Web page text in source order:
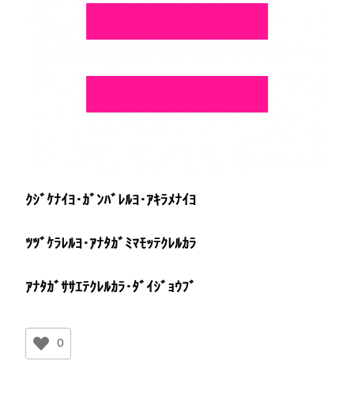
ｸｼﾞｹﾅｲﾖ･ｶﾞﾝﾊﾞﾚﾙﾖ･ｱｷﾗﾒﾅｲﾖ
ﾂﾂﾞｹﾗﾚﾙﾖ･ｱﾅﾀｶﾞﾐﾏﾓｯﾃｸﾚﾙｶﾗ
ｱﾅﾀｶﾞｻｻｴﾃｸﾚﾙｶﾗ･ﾀﾞｲｼﾞｮｳﾌﾞ
0